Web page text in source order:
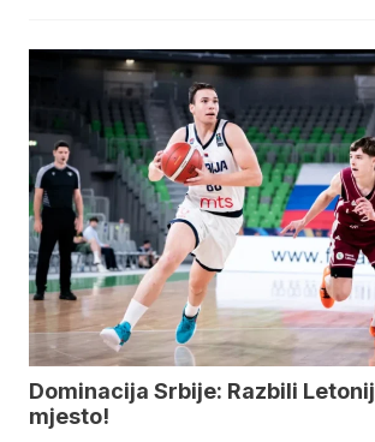
Dominacija Srbije: Razbili
mjesto!